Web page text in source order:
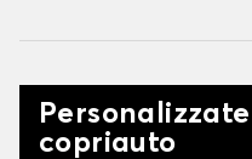
copriauto